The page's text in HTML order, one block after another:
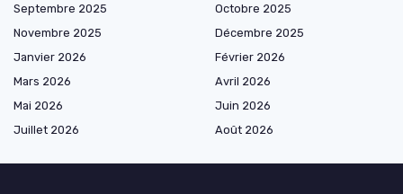
Septembre 2025
Octobre 2025
Novembre 2025
Décembre 2025
Janvier 2026
Février 2026
Mars 2026
Avril 2026
Mai 2026
Juin 2026
Juillet 2026
Août 2026